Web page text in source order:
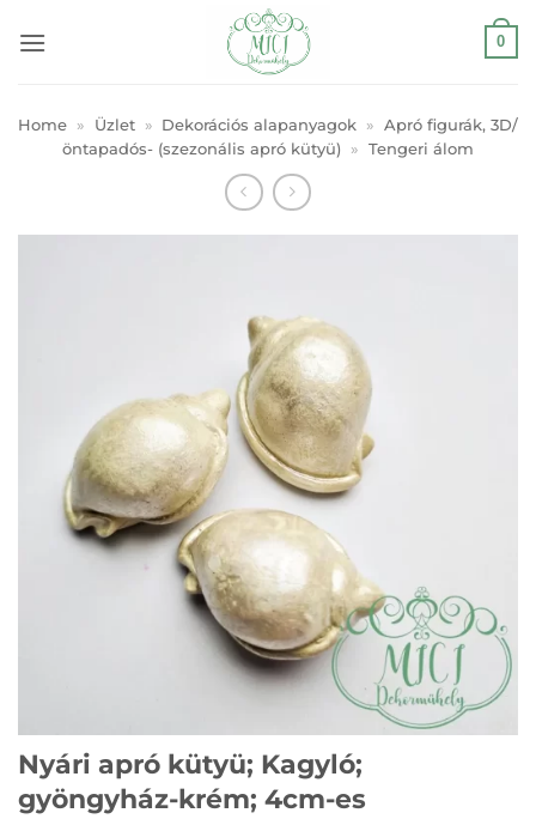
0
Home » Üzlet » Dekorációs alapanyagok » Apró figurák, 3D/
öntapadós- (szezonális apró kütyü)
» Tengeri álom
Nyári apró kütyü; Kagyló;
gyöngyház-krém; 4cm-es